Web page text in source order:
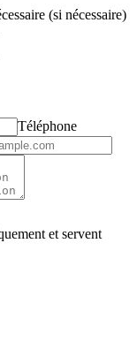
(si nécessaire)
Téléphone
et servent